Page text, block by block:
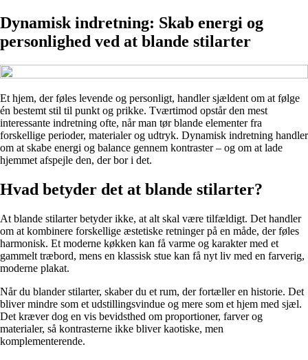
Dynamisk indretning: Skab energi og
personlighed ved at blande stilarter
Et hjem, der føles levende og personligt, handler sjældent om at følge
én bestemt stil til punkt og prikke. Tværtimod opstår den mest
interessante indretning ofte, når man tør blande elementer fra
forskellige perioder, materialer og udtryk. Dynamisk indretning handler
om at skabe energi og balance gennem kontraster – og om at lade
hjemmet afspejle den, der bor i det.
Hvad betyder det at blande stilarter?
At blande stilarter betyder ikke, at alt skal være tilfældigt. Det handler
om at kombinere forskellige æstetiske retninger på en måde, der føles
harmonisk. Et moderne køkken kan få varme og karakter med et
gammelt træbord, mens en klassisk stue kan få nyt liv med en farverig,
moderne plakat.
Når du blander stilarter, skaber du et rum, der fortæller en historie. Det
bliver mindre som et udstillingsvindue og mere som et hjem med sjæl.
Det kræver dog en vis bevidsthed om proportioner, farver og
materialer, så kontrasterne ikke bliver kaotiske, men
komplementerende.